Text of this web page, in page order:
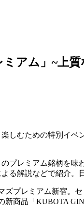
アム」~上
しむための特別イ
プレミアム銘柄を
る解説などで紹介
プレミアム新宿。
商品「KUBOTA GIN